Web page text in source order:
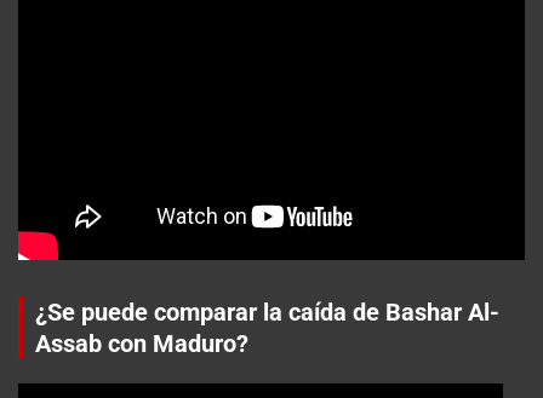
¿Se puede comparar la caída de Bashar Al-
Assab con Maduro?